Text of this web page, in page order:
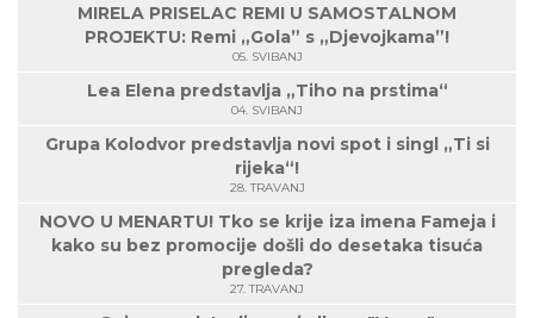
MIRELA PRISELAC REMI U SAMOSTALNOM
PROJEKTU: Remi „Gola” s „Djevojkama”!
05. SVIBANJ
Lea Elena predstavlja „Tiho na prstima“
04. SVIBANJ
Grupa Kolodvor predstavlja novi spot i singl „Ti si
rijeka“!
28. TRAVANJ
NOVO U MENARTU! Tko se krije iza imena Fameja i
kako su bez promocije došli do desetaka tisuća
pregleda?
27. TRAVANJ